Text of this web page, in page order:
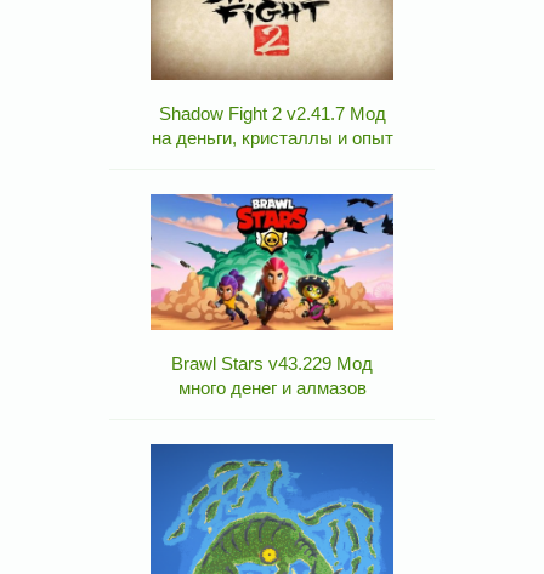
Shadow Fight 2 v2.41.7 Мод
на деньги, кристаллы и опыт
Brawl Stars v43.229 Мод
много денег и алмазов